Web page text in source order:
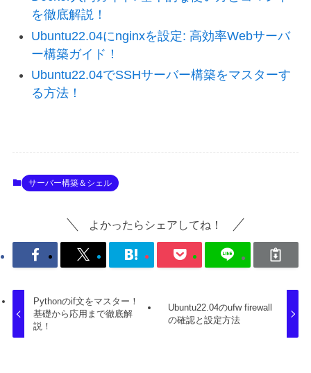
を徹底解説！
Ubuntu22.04にnginxを設定: 高効率Webサーバ
ー構築ガイド！
Ubuntu22.04でSSHサーバー構築をマスターす
る方法！
サーバー構築＆シェル
よかったらシェアしてね！
Pythonのif文をマスター！
基礎から応用まで徹底解
説！
Ubuntu22.04のufw firewall
の確認と設定方法